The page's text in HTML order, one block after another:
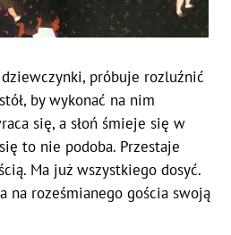
próbuje rozluźnić
by wykonać na nim
się, a słoń śmieje się w
to nie podoba. Przestaje
Ma już wszystkiego dosyć.
na roześmianego gościa swoją